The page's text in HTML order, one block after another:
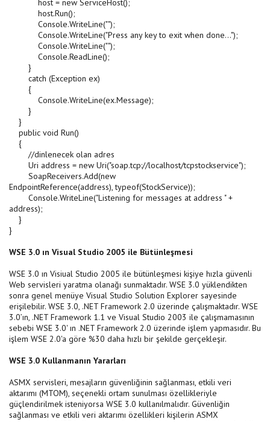
host = new ServiceHost();
host.Run();
Console.WriteLine("");
Console.WriteLine("Press any key to exit when done...");
Console.WriteLine("");
Console.ReadLine();
}
catch (Exception ex)
{
Console.WriteLine(ex.Message);
}
}
public void Run()
{
//dinlenecek olan adres
Uri address = new Uri("soap.tcp://localhost/tcpstockservice");
SoapReceivers.Add(new
EndpointReference(address), typeof(StockService));
Console.WriteLine("Listening for messages at address " +
address);
}
}
WSE 3.0 ın Visual Studio 2005 ile Bütünleşmesi
WSE 3.0 ın Visiual Studio 2005 ile bütünleşmesi kişiye hızla güvenli
Web servisleri yaratma olanağı sunmaktadır. WSE 3.0 yüklendikten
sonra genel menüye Visual Studio Solution Explorer sayesinde
erişilebilir. WSE 3.0, .NET Framework 2.0 üzerinde çalışmaktadır. WSE
3.0’ın, .NET Framework 1.1 ve Visual Studio 2003 ile çalışmamasının
sebebi WSE 3.0' ın .NET Framework 2.0 üzerinde işlem yapmasıdır. Bu
işlem WSE 2.0'a göre %30 daha hızlı bir şekilde gerçekleşir.
WSE 3.0 Kullanmanın Yararları
ASMX servisleri, mesajların güvenliğinin sağlanması, etkili veri
aktarımı (MTOM), seçenekli ortam sunulması özellikleriyle
güçlendirilmek isteniyorsa WSE 3.0 kullanılmalıdır. Güvenliğin
sağlanması ve etkili veri aktarımı özellikleri kişilerin ASMX